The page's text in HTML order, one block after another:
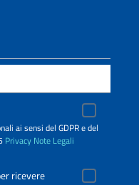
ai sensi del GDPR e del
Privacy Note Legali
ricevere